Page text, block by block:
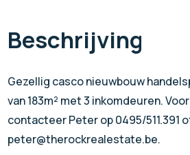
Beschrijving
Gezellig casco nieuwbouw
van 183m² met 3 inkomdeuren.
contacteer Peter op 0495/511.391
peter@therockrealestate.be.